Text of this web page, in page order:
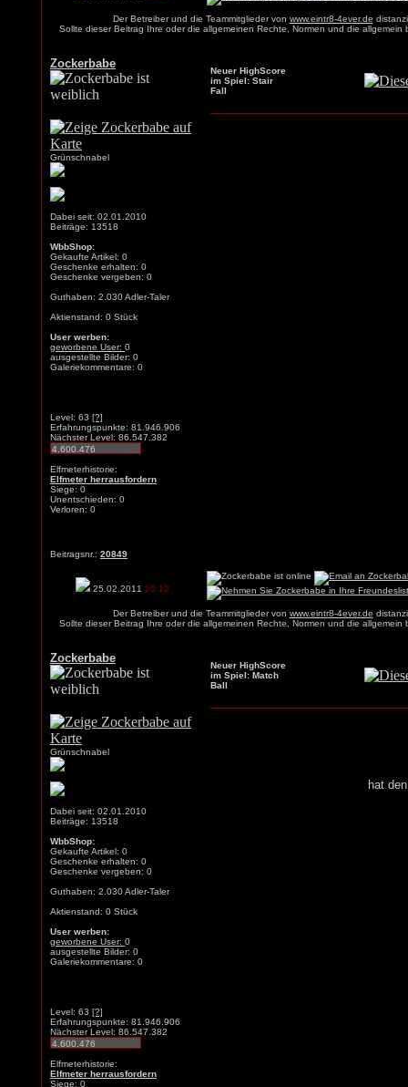
Der Betreiber und die Teammitglieder von www.eintr8-4ever.de
Sollte dieser Beitrag Ihre oder die allgemeinen Rechte, Normen und die
Zockerbabe
Grünschnabel
Dabei seit: 02.01.2010
Beiträge: 13518
WbbShop:
Gekaufte Artikel: 0
Geschenke erhalten: 0
Geschenke vergeben: 0
Guthaben: 2.030 Adler-Taler
Aktienstand: 0 Stück
User werben:
geworbene User: 0
ausgestellte Bilder: 0
Galeriekommentare: 0
Level: 63 [?]
Erfahrungspunkte: 81.946.906
Nächster Level: 86.547.382
Elfmeterhistorie:
Elfmeter herrausfordern
Siege: 0
Unentschieden: 0
Verloren: 0
Beitragsnr.: 20849
Neuer HighScore
im Spiel: Stair
Fall
25.02.2011 20:12
Der Betreiber und die Teammitglieder von www.eintr8-4ever.de
Sollte dieser Beitrag Ihre oder die allgemeinen Rechte, Normen und die
Zockerbabe
Grünschnabel
Dabei seit: 02.01.2010
Beiträge: 13518
WbbShop:
Gekaufte Artikel: 0
Geschenke erhalten: 0
Geschenke vergeben: 0
Guthaben: 2.030 Adler-Taler
Aktienstand: 0 Stück
User werben:
geworbene User: 0
ausgestellte Bilder: 0
Galeriekommentare: 0
Level: 63 [?]
Erfahrungspunkte: 81.946.906
Nächster Level: 86.547.382
Elfmeterhistorie:
Elfmeter herrausfordern
Siege: 0
Neuer HighScore
im Spiel: Match
Ball
hat